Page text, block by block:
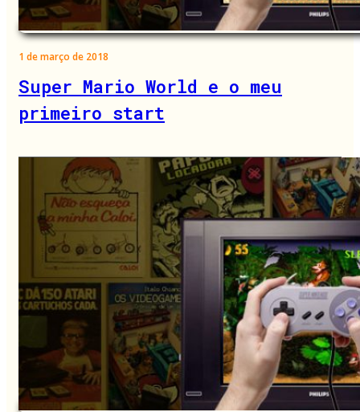
1 de março de 2018
Super Mario World e o meu
primeiro start